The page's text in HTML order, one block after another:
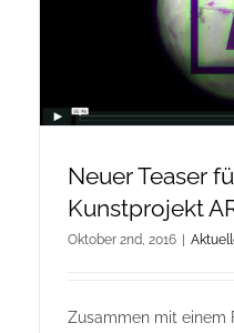
Onlineshop Angebote
Newsletter
Kontakt
Datenschutzerklärung
Impressum
Neuer Teaser
Kunstprojekt
Oktober 2nd, 2016
Zusammen mit einem